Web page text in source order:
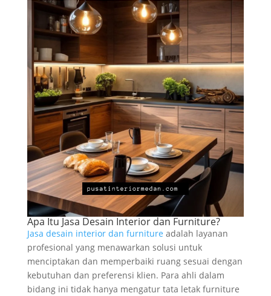
Apa Itu Jasa Desain Interior dan Furniture?
Jasa desain interior dan furniture adalah layanan
profesional yang menawarkan solusi untuk
menciptakan dan memperbaiki ruang sesuai dengan
kebutuhan dan preferensi klien. Para ahli dalam
bidang ini tidak hanya mengatur tata letak furniture